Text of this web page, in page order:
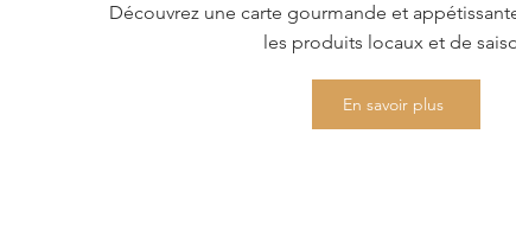
Découvrez une carte gourmande et
les produits locaux et de
En savoir plus